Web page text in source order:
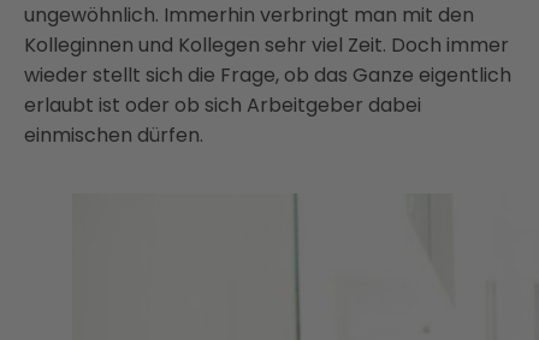
ungewöhnlich. Immerhin verbringt man mit den
Kolleginnen und Kollegen sehr viel Zeit. Doch immer
wieder stellt sich die Frage, ob das Ganze eigentlich
erlaubt ist oder ob sich Arbeitgeber dabei
einmischen dürfen.